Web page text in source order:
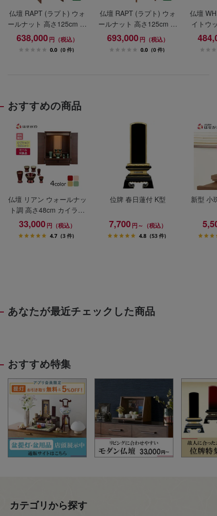
仏壇 RAPT (ラプト) ウォ
ールナット 高さ125cm 仏
壇+下台セット
638,000円（税込）
0.0 (0 件)
仏壇 RAPT (ラプト) ウォ
ールナット 高さ125cm 仏
壇+下台+スツールセット
693,000円（税込）
0.0 (0 件)
仏壇
イトウ
おすすめの商品
仏壇 リアン ウォールナッ
ト調 高さ48cm カイラ具
足セット
33,000円（税込）
4.7 (3 件)
位牌 春日蓮付 K型
7,700円～（税込）
4.8 (53 件)
新型 小
あなたが最近チェックした商品
おすすめ特集
カテゴリから探す